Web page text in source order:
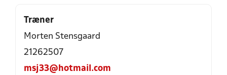
Træner
Morten Stensgaard
21262507
msj33@hotmail.com